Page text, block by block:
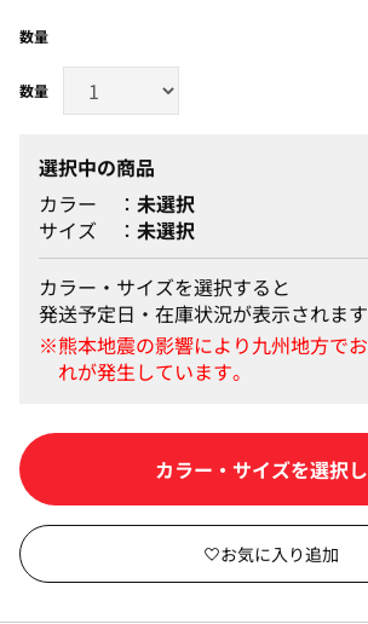
数量
選択中の商品
カラー
未選択
サイズ
未選択
カラー・サイズを選択すると
発送予定日・在庫状況が表示されます